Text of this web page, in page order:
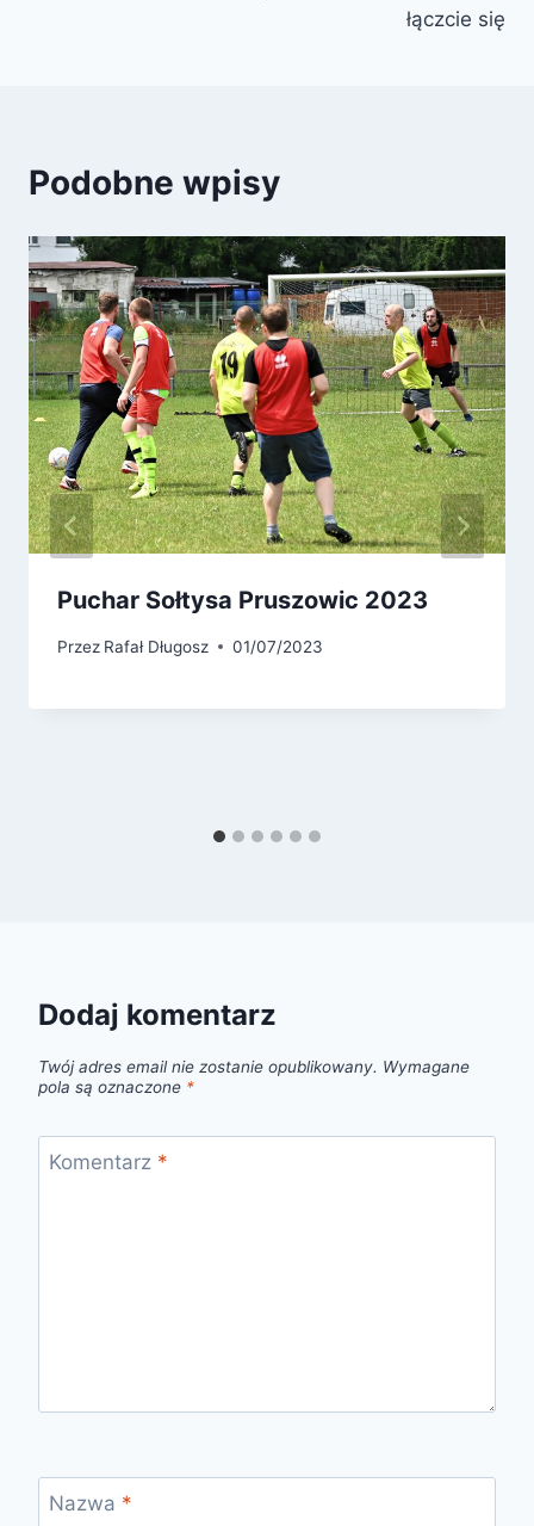
łączcie się
Podobne wpisy
Puchar Sołtysa Pruszowic 2023
Przez Rafał Długosz 01/07/2023
Dodaj komentarz
Twój adres email nie zostanie opublikowany. Wymagane
pola są oznaczone *
Komentarz *
Nazwa *